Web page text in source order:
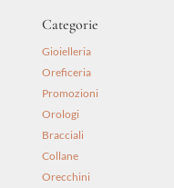
Categorie
Gioielleria
Oreficeria
Promozioni
Orologi
Bracciali
Collane
Orecchini